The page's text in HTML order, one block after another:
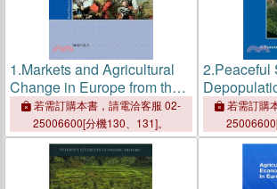
1.Markets and Agricultural
Change in Europe from the
Thirteenth to the Twentieth
Century
若需訂購本書，請電洽客服 02-
25006600[分機130、131]。
2.
in the
若需訂購